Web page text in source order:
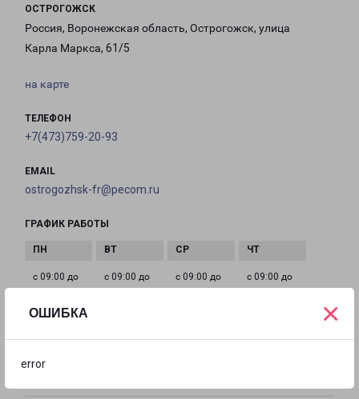
ОШИБКА
error
×
ОСТРОГОЖСК
Россия, Воронежская область, Острогожск, улица
Карла Маркса, 61/5
на карте
ТЕЛЕФОН
+7(473)759-20-93
EMAIL
ostrogozhsk-fr@pecom.ru
ГРАФИК РАБОТЫ
с 09:00 до
с 09:00 до
с 09:00 до
с 09:00 до
18:00